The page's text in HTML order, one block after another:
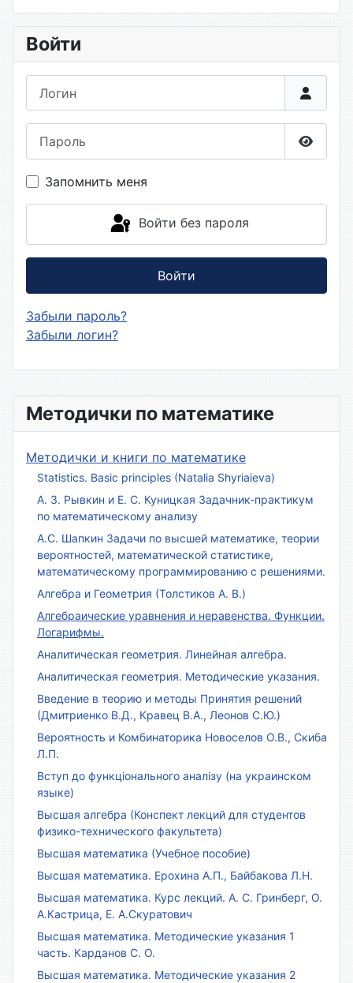
Методички по математике
Методички и книги по математике
Statistics. Basic principles (Natalia Shyriaieva)
А. З. Рывкин и Е. С. Куницкая Задачник-практикум
по математическому анализу
А.С. Шапкин Задачи по высшей математике, теории
вероятностей, математической статистике,
математическому программированию с решениями.
Алгебра и Геометрия (Толстиков А. В.)
Алгебраические уравнения и неравенства. Функции.
Логарифмы.
Аналитическая геометрия. Линейная алгебра.
Аналитическая геометрия. Методические указания.
Введение в теорию и методы Принятия решений
(Дмитриенко В.Д., Кравец В.А., Леонов С.Ю.)
Вероятность и Комбинаторика Новоселов О.В., Скиба
Л.П.
Вступ до функціонального аналізу (на украинском
языке)
Высшая алгебра (Конспект лекций для студентов
физико-технического факультета)
Высшая математика (Учебное пособие)
Высшая математика. Ерохина А.П., Байбакова Л.Н.
Высшая математика. Курс лекций. А. С. Гринберг, О.
А.Кастрица, Е. А.Скуратович
Высшая математика. Методические указания 1
часть. Карданов С. О.
Высшая математика. Методические указания 2
Войти
Запомнить меня
Войти без пароля
Войти
Забыли пароль?
Забыли логин?